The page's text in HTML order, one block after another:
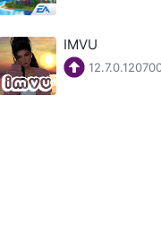
IMVU